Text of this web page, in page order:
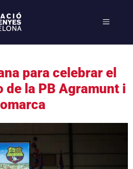
para celebrar el
de la PB Agramunt i